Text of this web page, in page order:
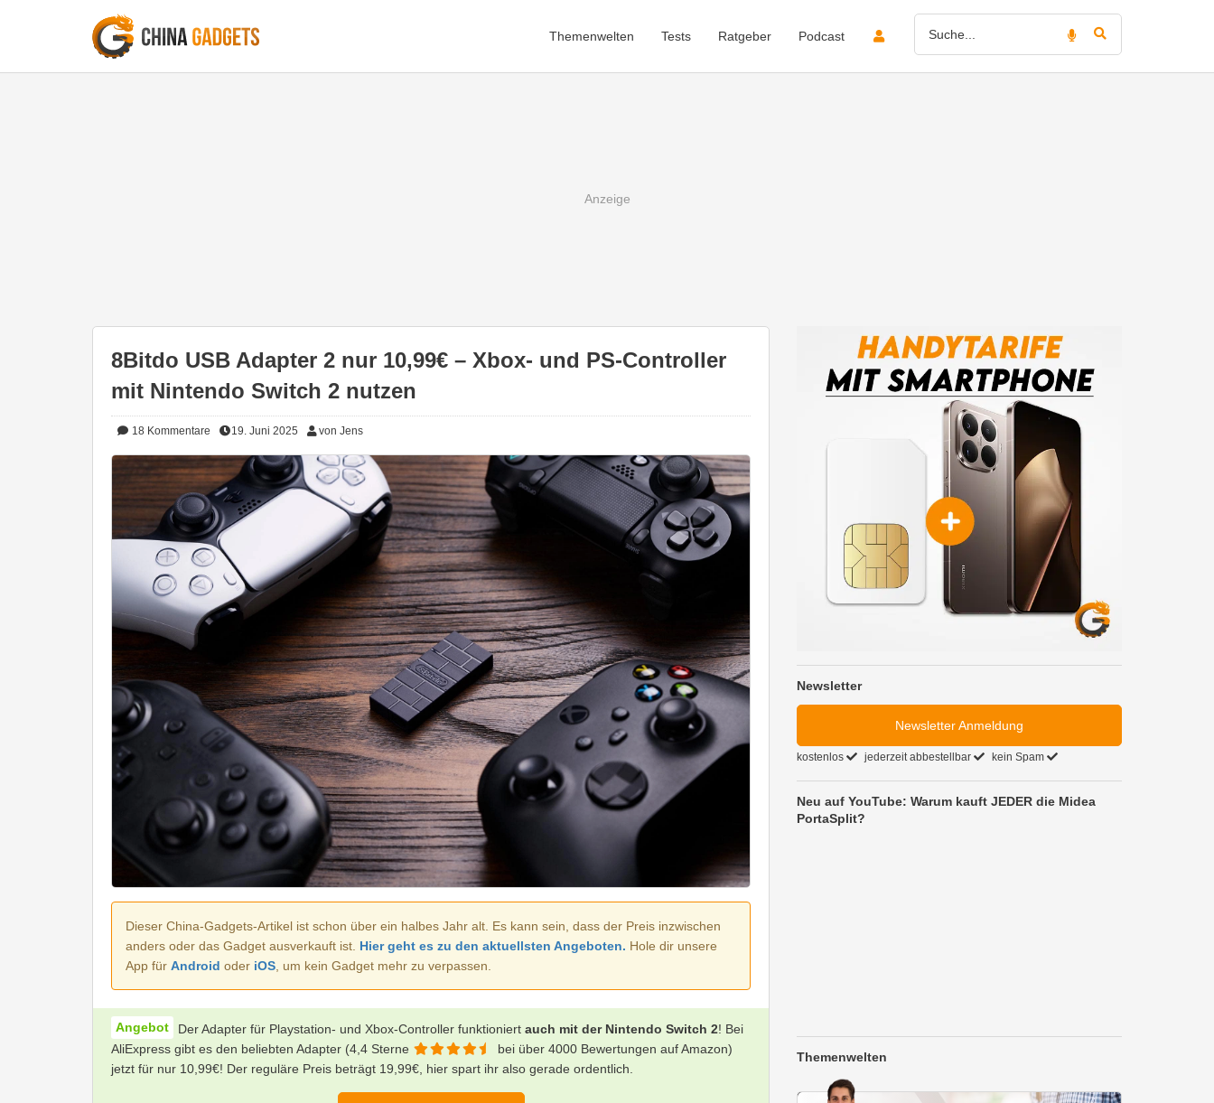
Themenwelten Tests Ratgeber Podcast
8Bitdo USB Adapter 2 nur 10,99€ – Xbox- und PS-Controller
mit Nintendo Switch 2 nutzen
18 Kommentare 19. Juni 2025 von Jens
Dieser China-Gadgets-Artikel ist schon über ein halbes Jahr alt. Es kann sein, dass der Preis inzwischen
anders oder das Gadget ausverkauft ist. Hier geht es zu den aktuellsten Angeboten. Hole dir unsere
App für Android oder iOS , um kein Gadget mehr zu verpassen.
Der Adapter für Playstation- und Xbox-Controller funktioniert auch mit der Nintendo Switch 2! Bei
AliExpress gibt es den beliebten Adapter (4,4 Sterne
bei über 4000 Bewertungen auf Amazon)
jetzt für nur 10,99€! Der reguläre Preis beträgt 19,99€, hier spart ihr also gerade ordentlich.
Newsletter
Newsletter Anmeldung
kostenlos jederzeit abbestellbar kein Spam
Neu auf YouTube: Warum kauft JEDER die Midea
PortaSplit?
Themenwelten